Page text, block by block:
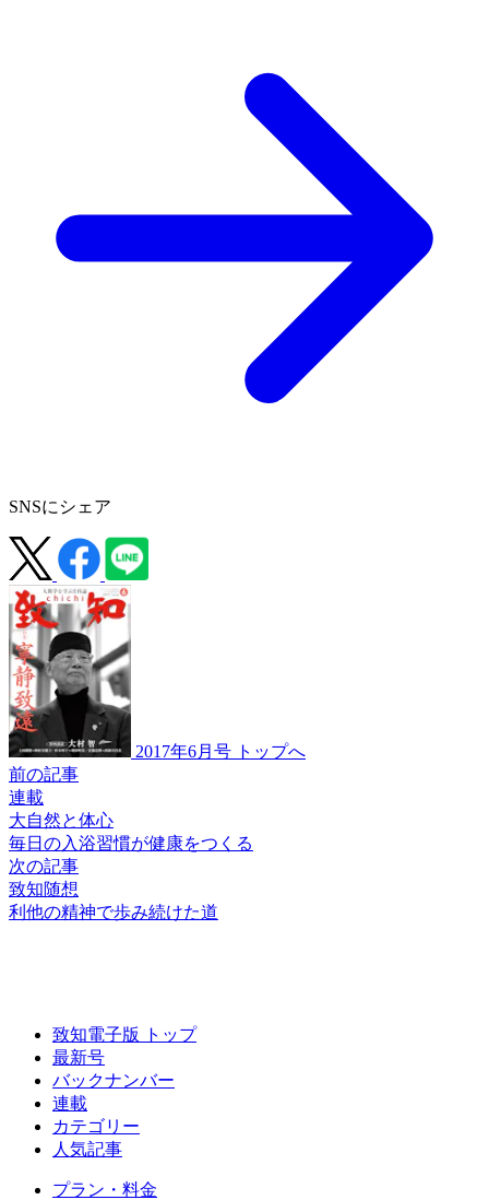
SNSにシェア
2017年6月号 トップへ
前の記事
連載
大自然と体心
毎日の入浴習慣が健康をつくる
次の記事
致知随想
利他の精神で歩み続けた道
致知電子版 トップ
最新号
バックナンバー
連載
カテゴリー
人気記事
プラン・料金